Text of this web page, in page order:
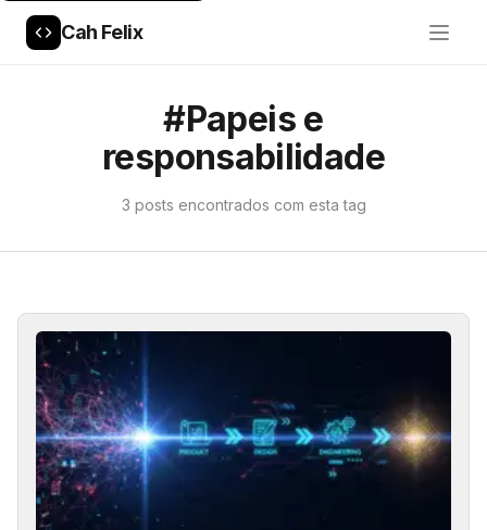
Cah Felix
#Papeis e
responsabilidade
3 posts encontrados com esta tag